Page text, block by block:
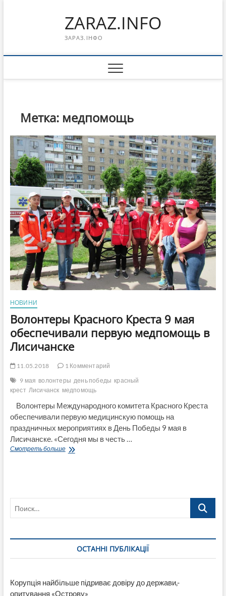
ZARAZ.INFO
ЗАРАЗ.ІНФО
Метка: медпомощь
НОВИНИ
Волонтеры Красного Креста 9 мая
обеспечивали первую медпомощь в
Лисичанске
11.05.2018
1 Комментарий
9 мая волонтеры день победы красный
крест Лисичанск медпомощь
Волонтеры Международного комитета Красного Креста
обеспечивали первую медицинскую помощь на
праздничных мероприятиях в День Победы 9 мая в
Лисичанске. «Сегодня мы в честь …
Смотреть большеВолонтеры
Поиск…
ОСТАННІ ПУБЛІКАЦІЇ
Корупція найбільше підриває довіру до держави,-
опитування «Острову»